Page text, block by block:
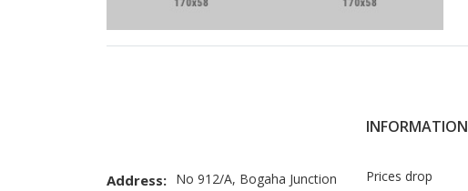
Address: No 912/A, Bogaha Junction
INFORMATION
Prices drop